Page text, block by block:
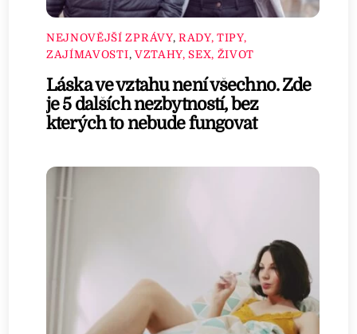
NEJNOVĚJŠÍ ZPRÁVY, RADY, TIPY,
ZAJÍMAVOSTI, VZTAHY, SEX, ŽIVOT
Láska ve vztahu není všechno. Zde
je 5 dalších nezbytností, bez
kterých to nebude fungovat